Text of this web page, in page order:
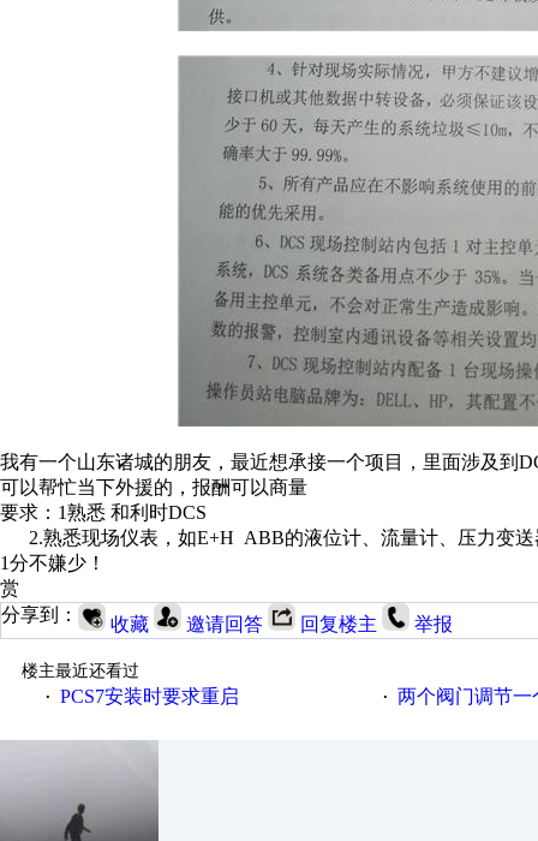
我有一个山东诸城的朋友，最近想承接一个项目，里面涉及到
可以帮忙当下外援的，报酬可以商量
要求：1熟悉 和利时DCS
2.熟悉现场仪表，如E+H ABB的液位计、流量计、压力变送
1分不嫌少！
赏
分享到：
收藏 邀请回答 回复楼主 举报
楼主最近还看过
· PCS7安装时要求重启 · 两个阀门调节